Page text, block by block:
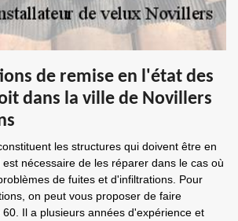
de remise en l'état des
dans la ville de Novillers
les structures qui doivent être en
nécessaire de les réparer dans le cas où
de fuites et d'infiltrations. Pour
on peut vous proposer de faire
Il a plusieurs années d'expérience et